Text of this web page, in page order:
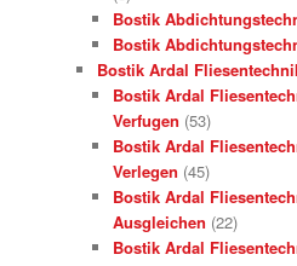
Bostik
Bostik
Bostik Ardal
Bostik Ardal
Verfugen (53)
Bostik Ardal
Verlegen (45)
Bostik Ardal
Ausgleichen (22)
Bostik Ardal